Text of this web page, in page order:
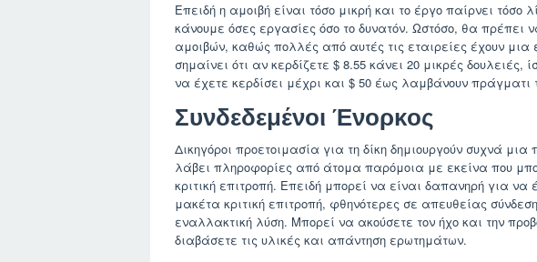
Επειδή η αμοιβή είναι τόσο μικρή και το έργο παίρνει τόσο
κάνουμε όσες εργασίες όσο το δυνατόν. Ωστόσο, θα πρέπει
αμοιβών, καθώς πολλές από αυτές τις εταιρείες έχουν
σημαίνει ότι αν κερδίζετε $ 8.55 κάνει 20 μικρές δουλειές,
να έχετε κερδίσει μέχρι και $ 50 έως λαμβάνουν
Συνδεδεμένοι Ένορκος
Δικηγόροι προετοιμασία για τη δίκη δημιουργούν συχνά
λάβει πληροφορίες από άτομα παρόμοια με εκείνα που
κριτική επιτροπή. Επειδή μπορεί να είναι δαπανηρή για
μακέτα κριτική επιτροπή, φθηνότερες σε απευθείας
εναλλακτική λύση. Μπορεί να ακούσετε τον ήχο και την
διαβάσετε τις υλικές και απάντηση ερωτημάτων.